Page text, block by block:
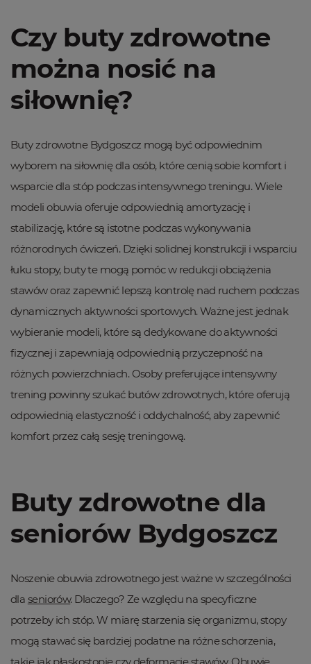
Czy buty zdrowotne
można nosić na
siłownię?
Buty zdrowotne Bydgoszcz mogą być odpowiednim
wyborem na siłownię dla osób, które cenią sobie komfort i
wsparcie dla stóp podczas intensywnego treningu. Wiele
modeli obuwia oferuje odpowiednią amortyzację i
stabilizację, które są istotne podczas wykonywania
różnorodnych ćwiczeń. Dzięki solidnej konstrukcji i wsparciu
łuku stopy, buty te mogą pomóc w redukcji obciążenia
stawów oraz zapewnić lepszą kontrolę nad ruchem podczas
dynamicznych aktywności sportowych. Ważne jest jednak
wybieranie modeli, które są dedykowane do aktywności
fizycznej i zapewniają odpowiednią przyczepność na
różnych powierzchniach. Osoby preferujące intensywny
trening powinny szukać butów zdrowotnych, które oferują
odpowiednią elastyczność i oddychalność, aby zapewnić
komfort przez całą sesję treningową.
Buty zdrowotne dla
seniorów Bydgoszcz
Noszenie obuwia zdrowotnego jest ważne w szczególności
dla seniorów. Dlaczego? Ze względu na specyficzne
potrzeby ich stóp. W miarę starzenia się organizmu, stopy
mogą stawać się bardziej podatne na różne schorzenia,